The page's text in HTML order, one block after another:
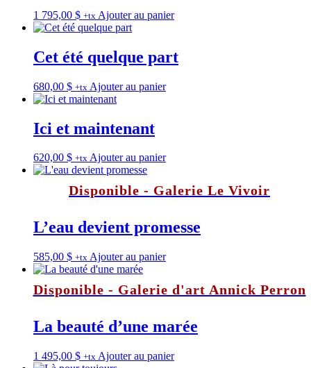
1 795,00 $ +tx Ajouter au panier
Cet été quelque part
680,00 $ +tx Ajouter au panier
Ici et maintenant
620,00 $ +tx Ajouter au panier
Disponible - Galerie Le Vivoir
L’eau devient promesse
585,00 $ +tx Ajouter au panier
Disponible - Galerie d'art Annick Perron
La beauté d’une marée
1 495,00 $ +tx Ajouter au panier